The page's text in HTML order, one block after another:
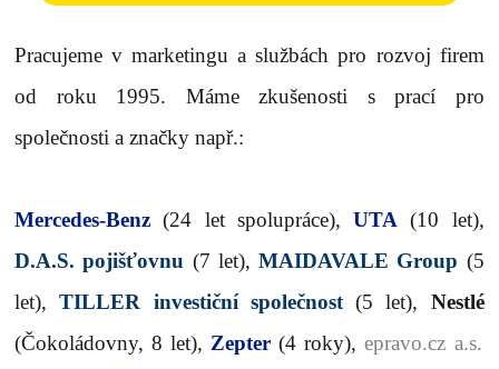
Pracujeme v marketingu a službách pro rozvoj firem
od roku 1995. Máme zkušenosti s prací pro
společnosti a značky např.:
Mercedes-Benz (24 let spolupráce),UTA (10 let),
D.A.S. pojišťovnu (7 let),MAIDAVALE Group (5
let),TILLER investiční společnost(5 let), Nestlé
(Čokoládovny, 8 let), Zepter(4 roky),epravo.cz a.s.